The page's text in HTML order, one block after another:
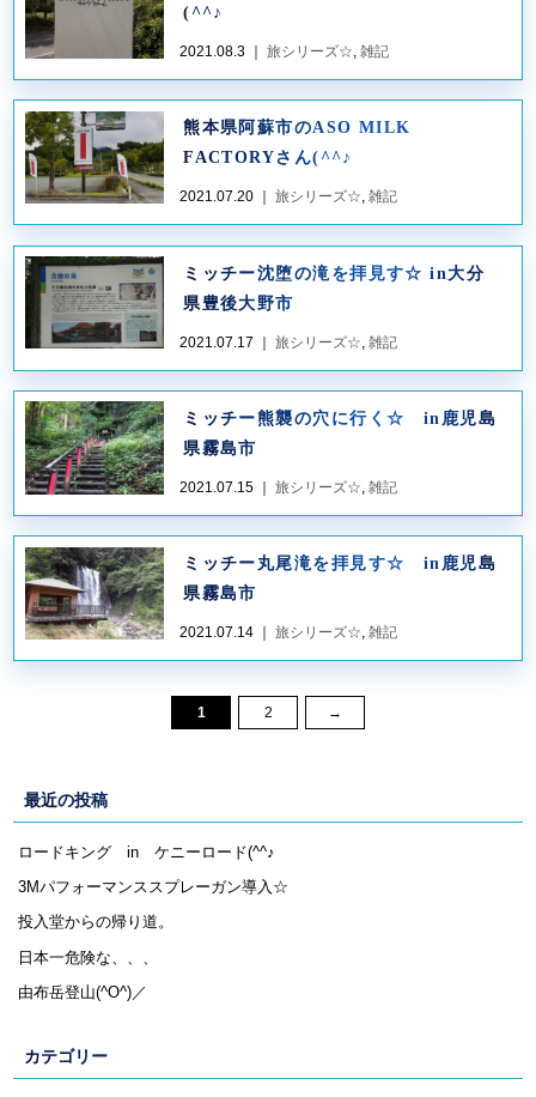
(^^♪
2021.08.3 ｜旅シリーズ☆ ,雑記
熊本県阿蘇市のASO MILK
FACTORYさん(^^♪
2021.07.20 ｜旅シリーズ☆ ,雑記
ミッチー沈堕の滝を拝見す☆ in大分
県豊後大野市
2021.07.17 ｜旅シリーズ☆ ,雑記
ミッチー熊襲の穴に行く☆ in鹿児島
県霧島市
2021.07.15 ｜旅シリーズ☆ ,雑記
ミッチー丸尾滝を拝見す☆ in鹿児島
県霧島市
2021.07.14 ｜旅シリーズ☆ ,雑記
1 2 →
最近の投稿
ロードキング in ケニーロード(^^♪
3Mパフォーマンススプレーガン導入☆
投入堂からの帰り道。
日本一危険な、、、
由布岳登山(^O^)／
カテゴリー